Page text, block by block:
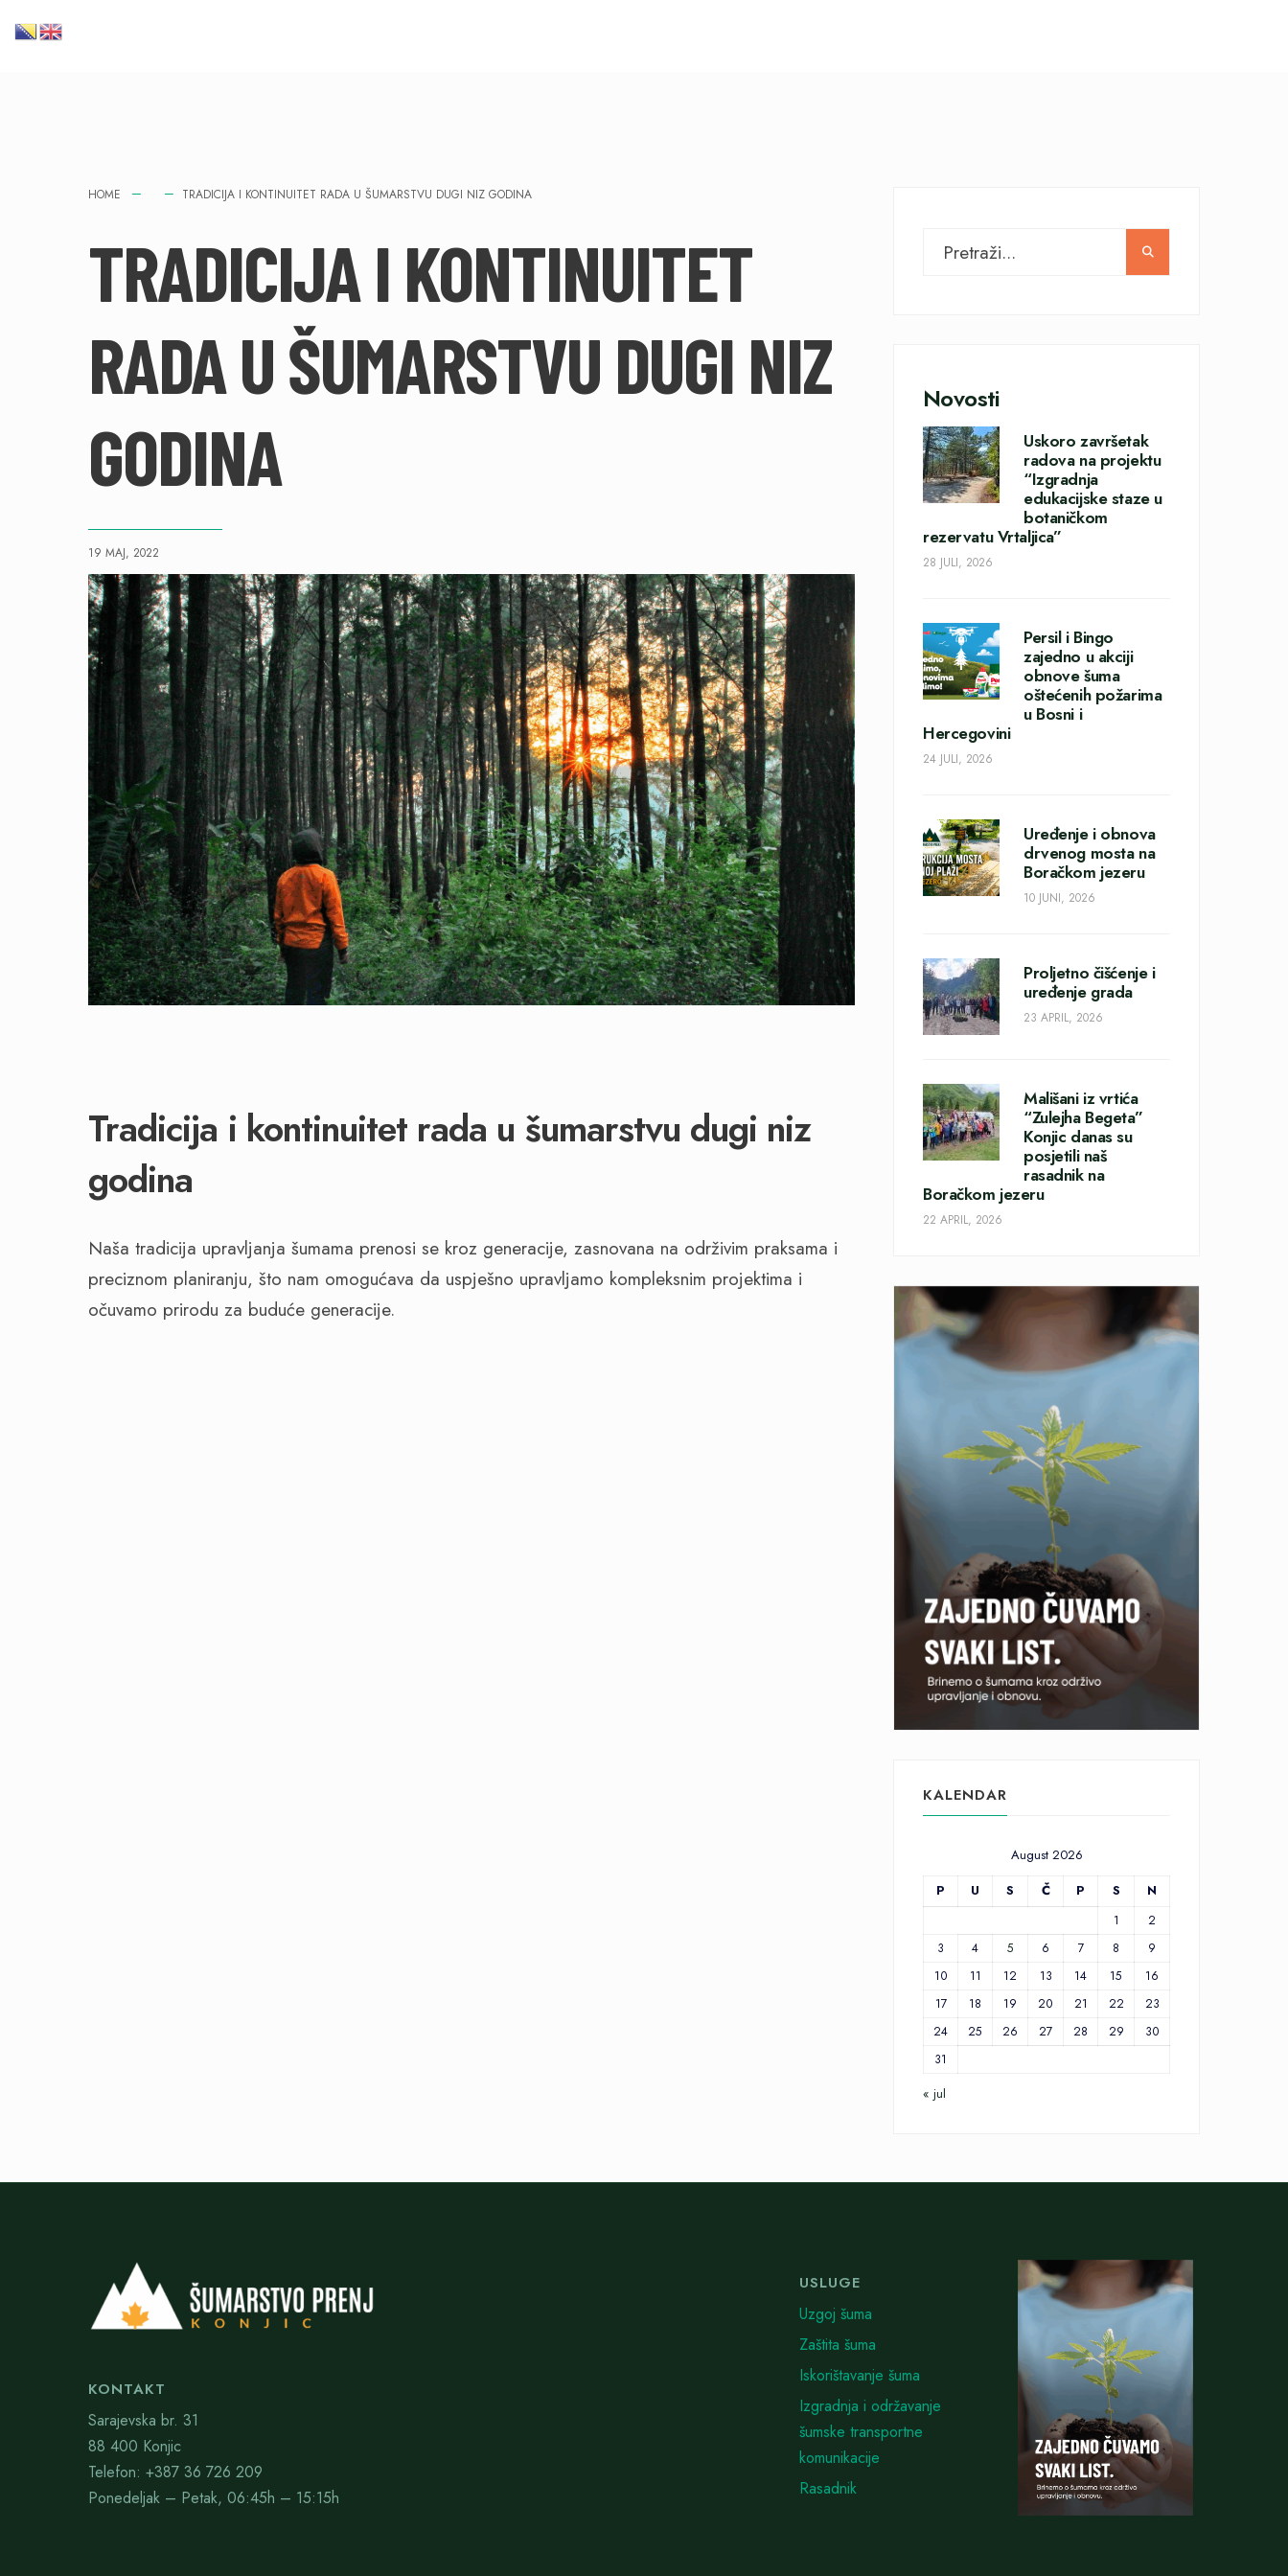
HOME TRADICIJA I KONTINUITET RADA U ŠUMARSTVU DUGI NIZ GODINA
TRADICIJA I KONTINUITET
RADA U ŠUMARSTVU DUGI NIZ
GODINA
19 MAJ, 2022
Tradicija i kontinuitet rada u šumarstvu dugi niz
godina
Naša tradicija upravljanja šumama prenosi se kroz generacije, zasnovana na održivim praksama i
preciznom planiranju, što nam omogućava da uspješno upravljamo kompleksnim projektima i
očuvamo prirodu za buduće generacije.
Novosti
Uskoro završetak
radova na projektu
“Izgradnja
edukacijske staze u
botaničkom
rezervatu Vrtaljica”
28 JULI, 2026
Persil i Bingo
zajedno u akciji
obnove šuma
oštećenih požarima
u Bosni i
Hercegovini
24 JULI, 2026
Uređenje i obnova
drvenog mosta na
Boračkom jezeru
10 JUNI, 2026
Proljetno čišćenje i
uređenje grada
23 APRIL, 2026
Mališani iz vrtića
“Zulejha Begeta”
Konjic danas su
posjetili naš
rasadnik na
Boračkom jezeru
22 APRIL, 2026
KALENDAR
August 2026
P
U S Č P S N
1
2
3
4 5 6 7 8
9
10
11 12 13 14 15
16
17
18 19 20 21 22
23
24
25 26 27 28 29
30
31
« jul
KONTAKT
Sarajevska br. 31
88 400 Konjic
Telefon: +387 36 726 209
Ponedeljak – Petak, 06:45h – 15:15h
USLUGE
Uzgoj šuma
Zaštita šuma
Iskorištavanje šuma
Izgradnja i održavanje
šumske transportne
komunikacije
Rasadnik